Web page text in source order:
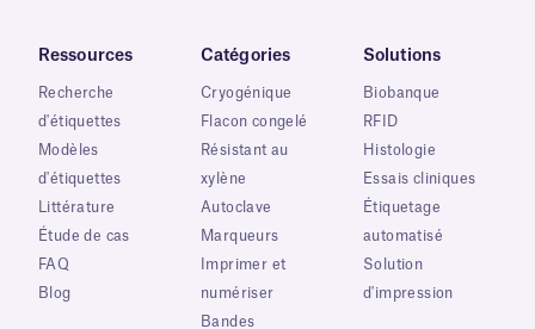
Ressources
Recherche
d'étiquettes
Modèles
d'étiquettes
Littérature
Étude de cas
FAQ
Blog
Catégories
Cryogénique
Flacon congelé
Résistant au
xylène
Autoclave
Marqueurs
Imprimer et
numériser
Bandes
Solutions
Biobanque
RFID
Histologie
Essais cliniques
Étiquetage
automatisé
Solution
d'impression